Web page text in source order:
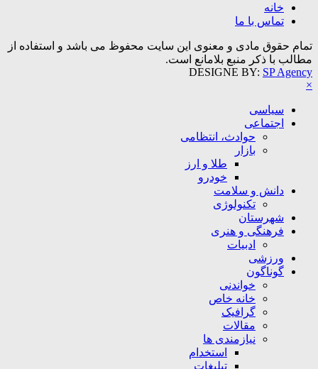
خانه
تماس با ما
تمام حقوق مادی و معنوی این سایت محفوظ می باشد و استفاده از
مطالب با ذکر منبع بلامانع است.
DESIGNE BY: SP Agency
×
سیاسی
اجتماعی
حوادث، انتظامی
بازار
طلا و ارز
خودرو
دانش و سلامت
تکنولوژی
شهرستان
فرهنگی و هنری
ادبیات
ورزشی
گوناگون
خواندنی
خانه خاص
گرافیک
مقالات
نیازمندی ها
استخدام
تبلیغات